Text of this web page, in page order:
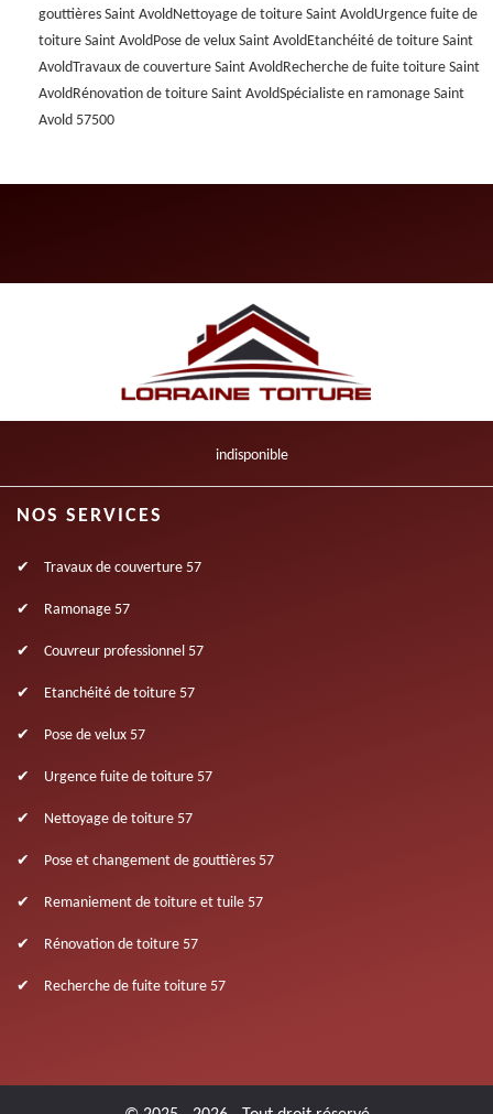
gouttières Saint AvoldNettoyage de toiture Saint AvoldUrgence fuite de
toiture Saint AvoldPose de velux Saint AvoldEtanchéité de toiture Saint
AvoldTravaux de couverture Saint AvoldRecherche de fuite toiture Saint
AvoldRénovation de toiture Saint AvoldSpécialiste en ramonage Saint
Avold 57500
indisponible
NOS SERVICES
Travaux de couverture 57
Ramonage 57
Couvreur professionnel 57
Etanchéité de toiture 57
Pose de velux 57
Urgence fuite de toiture 57
Nettoyage de toiture 57
Pose et changement de gouttières 57
Remaniement de toiture et tuile 57
Rénovation de toiture 57
Recherche de fuite toiture 57